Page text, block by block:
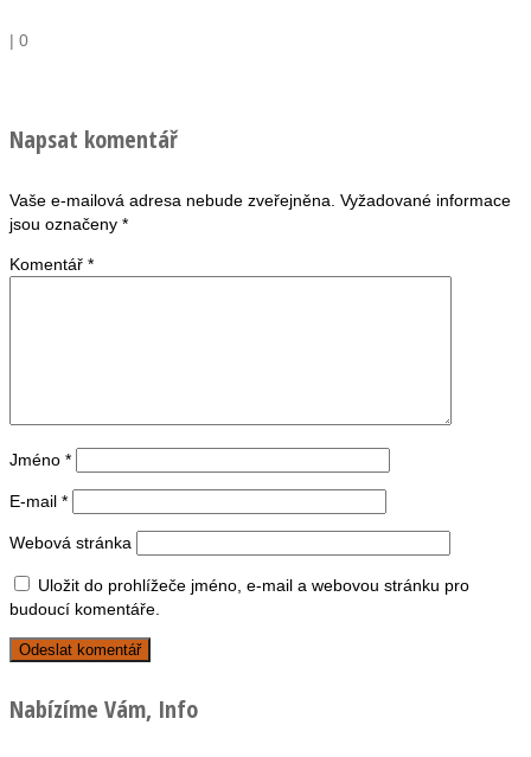
| 0
Napsat komentář
Vaše e-mailová adresa nebude zveřejněna. Vyžadované informace
jsou označeny *
Komentář *
Jméno *
E-mail *
Webová stránka
Uložit do prohlížeče jméno, e-mail a webovou stránku pro
budoucí komentáře.
Nabízíme Vám, Info